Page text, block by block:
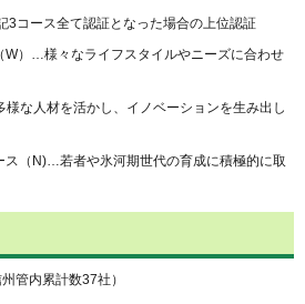
コース全て認証となった場合の上位認証
W）…様々なライフスタイルやニーズに合わせ
な人材を活かし、イノベーションを生み出し
ス（N)…若者や氷河期世代の育成に積極的に取
管内累計数37社）